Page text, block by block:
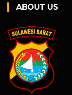
ABOUT US